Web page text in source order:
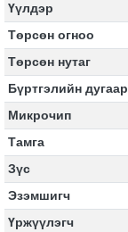
Үүлдэр
Төрсөн огноо
Төрсөн нутаг
Бүртгэлийн дугаар
Микрочип
Тамга
Зүс
Эзэмшигч
Үржүүлэгч